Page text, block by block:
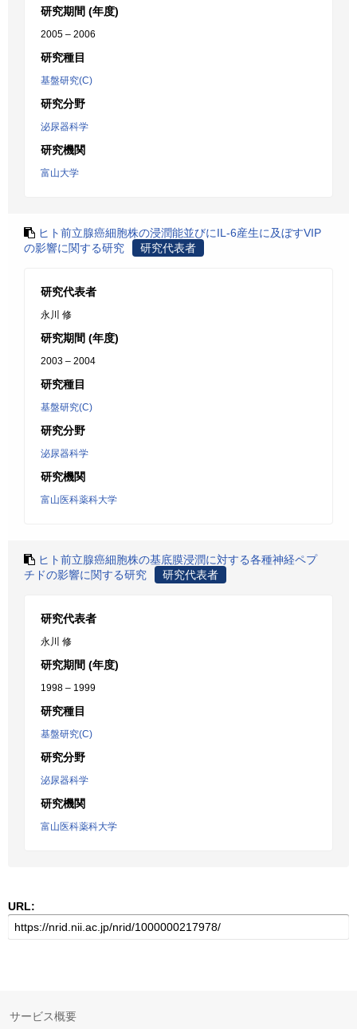
研究期間 (年度)
2005 – 2006
研究種目
基盤研究(C)
研究分野
泌尿器科学
研究機関
富山大学
ヒト前立腺癌細胞株の浸潤能並びにIL-6産生に及ぼすVIP
の影響に関する研究
研究代表者
研究代表者
永川 修
研究期間 (年度)
2003 – 2004
研究種目
基盤研究(C)
研究分野
泌尿器科学
研究機関
富山医科薬科大学
ヒト前立腺癌細胞株の基底膜浸潤に対する各種神経ペプ
チドの影響に関する研究
研究代表者
研究代表者
永川 修
研究期間 (年度)
1998 – 1999
研究種目
基盤研究(C)
研究分野
泌尿器科学
研究機関
富山医科薬科大学
URL:
サービス概要